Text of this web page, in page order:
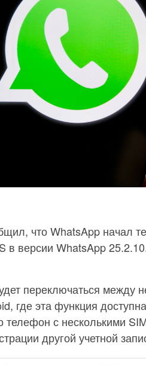
что WhatsApp начал
в версии WhatsApp
переключаться между
где эта функция
телефон с несколькими
другой учетной